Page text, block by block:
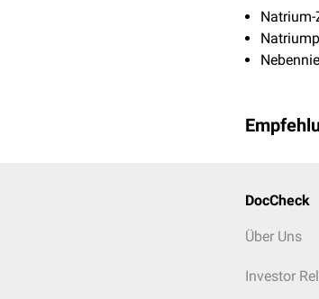
DocCheck
Über Uns
Investor